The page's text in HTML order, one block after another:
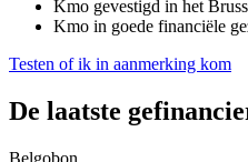
Kmo gevestigd in het
Kmo in goede financiële
Testen of ik in aanmerking kom
De laatste